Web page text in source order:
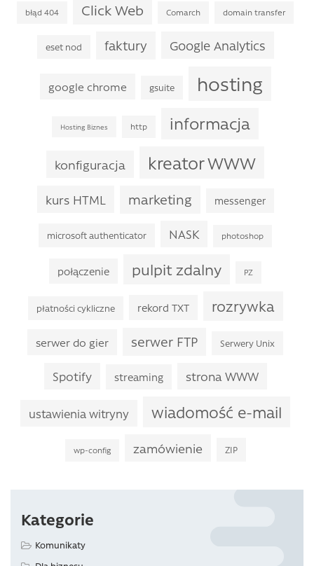
błąd 404 Click Web Comarch domain transfer
eset nod faktury Google Analytics
google chrome gsuite hosting
Hosting Biznes http informacja
konfiguracja kreator WWW
kurs HTML marketing messenger
microsoft authenticator NASK photoshop
połączenie pulpit zdalny PZ
płatności cykliczne rekord TXT rozrywka
serwer do gier serwer FTP Serwery Unix
Spotify streaming strona WWW
ustawienia witryny wiadomość e-mail
wp-config zamówienie ZIP
Kategorie
Komunikaty